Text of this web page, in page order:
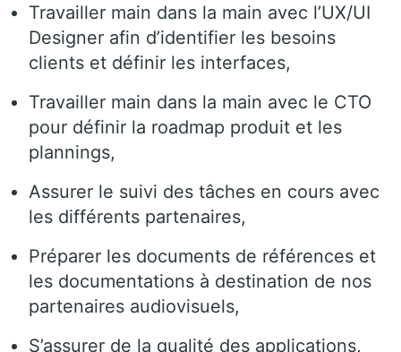
Travailler main dans la main avec l’UX/UI
Designer afin d’identifier les besoins
clients et définir les interfaces,
Travailler main dans la main avec le CTO
pour définir la roadmap produit et les
plannings,
Assurer le suivi des tâches en cours avec
les différents partenaires,
Préparer les documents de références et
les documentations à destination de nos
partenaires audiovisuels,
S’assurer de la qualité des applications,